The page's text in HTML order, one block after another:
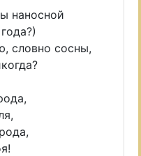
наносной
словно сосны,